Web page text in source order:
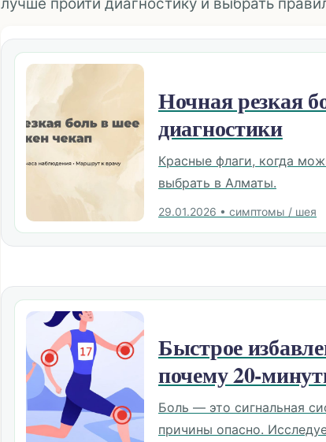
Ночная резкая
диагностики
Красные флаги, когда
выбрать в Алматы.
29.01.2026 • симптомы / шея
Быстрое
почему 20-
Боль — это сигнальная
причины опасно.